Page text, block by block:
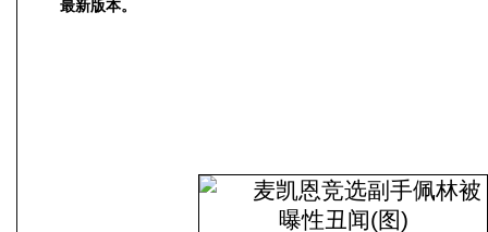
最新版本。